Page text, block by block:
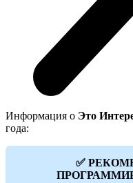
Информация о Это
года:
✅